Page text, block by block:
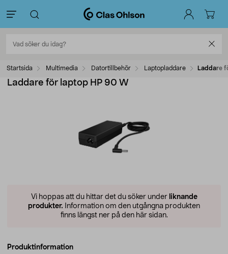
Startsida Multimedia Datortillbehör Laptopladdare Laddare
Laddare för laptop HP 90 W
Vi hoppas att du hittar det du söker under liknande
produkter. Information om den utgångna produkten
finns längst ner på den här sidan.
Produktinformation